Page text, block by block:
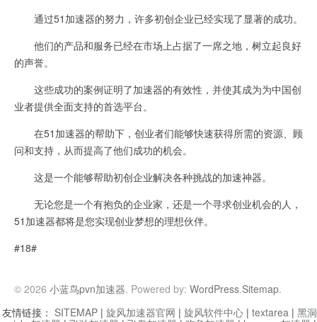
通过51加速器的努力，许多初创企业已经实现了显著的成功。
他们的产品和服务已经在市场上占据了一席之地，树立起良好
的声誉。
这些成功的案例证明了加速器的有效性，并使其成为为中国创
业者提供全面支持的首选平台。
在51加速器的帮助下，创业者们能够快速获得所需的资源、顾
问和支持，从而提高了他们成功的机会。
这是一个能够帮助初创企业解决各种挑战的加速神器。
无论您是一个有抱负的企业家，还是一个寻求创业机会的人，
51加速器都将是您实现创业梦想的理想伙伴。
#18#
© 2026 小蓝鸟pvn加速器. Powered by: WordPress.Sitemap.
友情链接： SITEMAP | 旋风加速器官网 | 旋风软件中心 | textarea | 黑